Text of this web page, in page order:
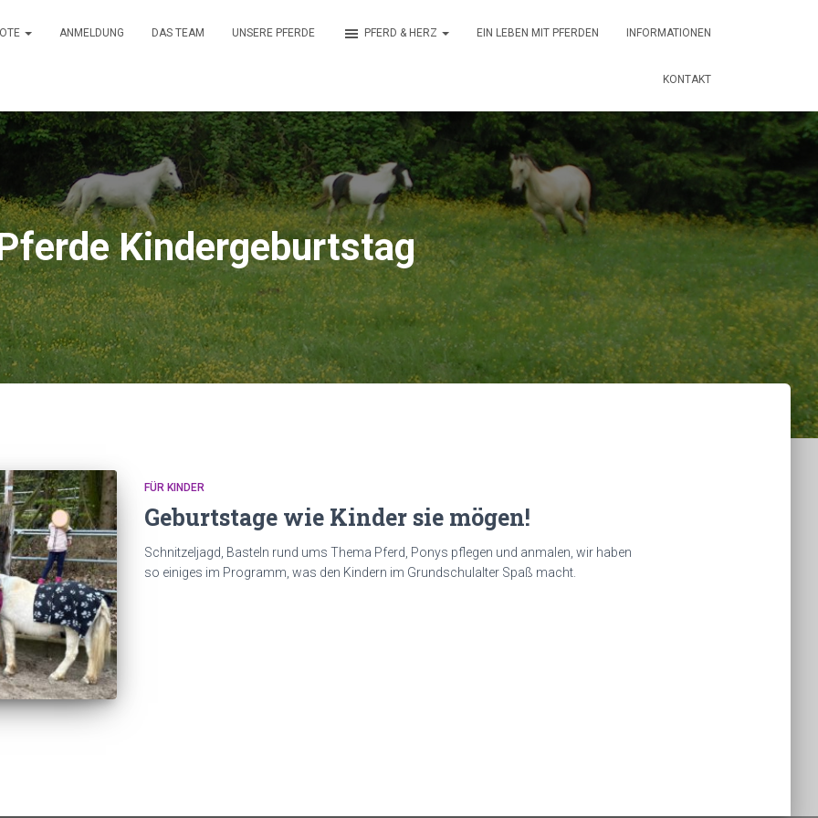
ANMELDUNG DAS TEAM UNSERE PFERDE PFERD & HERZ EIN LEBEN MIT PFERDEN INFORMATIONEN
KONTAKT
Kindergeburtstag
FÜR KINDER
Geburtstage wie Kinder sie mögen!
Schnitzeljagd, Basteln rund ums Thema Pferd, Ponys pflegen und anmalen, wir haben
so einiges im Programm, was den Kindern im Grundschulalter Spaß macht.